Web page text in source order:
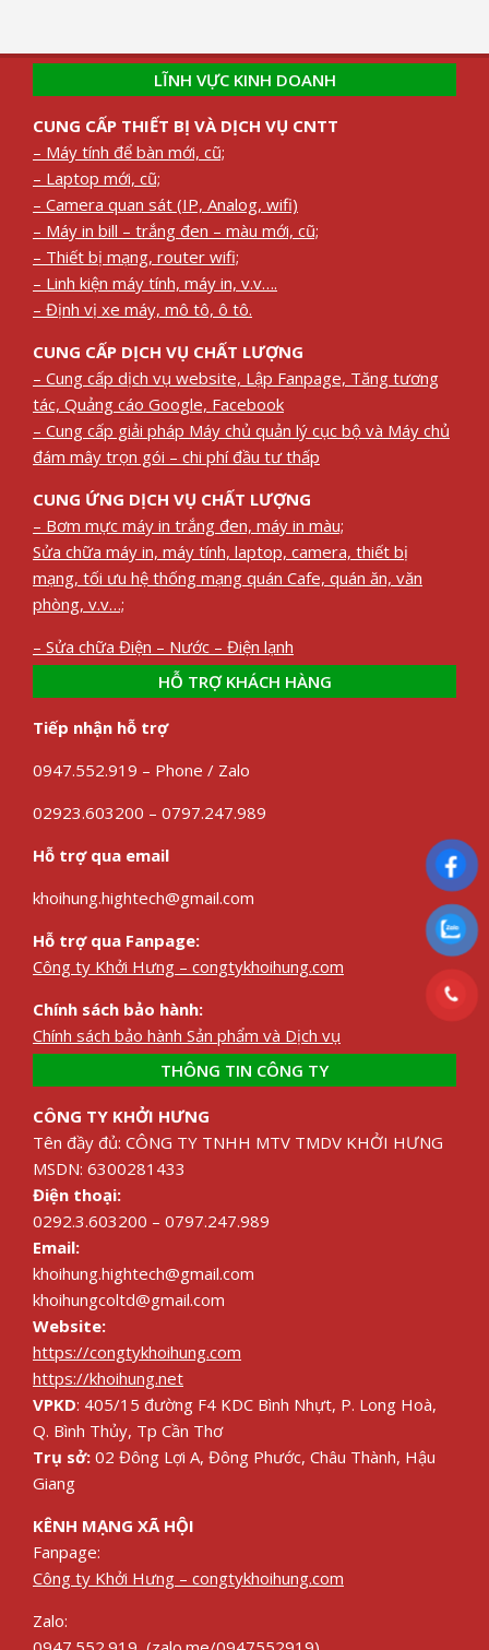
LĨNH VỰC KINH DOANH
CUNG CẤP THIẾT BỊ VÀ DỊCH VỤ CNTT
– Máy tính để bàn mới, cũ;
– Laptop mới, cũ;
– Camera quan sát (IP, Analog, wifi)
– Máy in bill – trắng đen – màu mới, cũ;
– Thiết bị mạng, router wifi;
– Linh kiện máy tính, máy in, v.v….
– Định vị xe máy, mô tô, ô tô.
CUNG CẤP DỊCH VỤ CHẤT LƯỢNG
– Cung cấp dịch vụ website, Lập Fanpage, Tăng tương
tác, Quảng cáo Google, Facebook
– Cung cấp giải pháp Máy chủ quản lý cục bộ và Máy chủ
đám mây trọn gói – chi phí đầu tư thấp
CUNG ỨNG DỊCH VỤ CHẤT LƯỢNG
– Bơm mực máy in trắng đen, máy in màu;
Sửa chữa máy in, máy tính, laptop, camera, thiết bị
mạng, tối ưu hệ thống mạng quán Cafe, quán ăn, văn
phòng, v.v…;
– Sửa chữa Điện – Nước – Điện lạnh
HỖ TRỢ KHÁCH HÀNG
Tiếp nhận hỗ trợ
0947.552.919 – Phone / Zalo
02923.603200 – 0797.247.989
Hỗ trợ qua email
khoihung.hightech@gmail.com
Hỗ trợ qua Fanpage:
Công ty Khởi Hưng – congtykhoihung.com
Chính sách bảo hành:
Chính sách bảo hành Sản phẩm và Dịch vụ
THÔNG TIN CÔNG TY
CÔNG TY KHỞI HƯNG
Tên đầy đủ: CÔNG TY TNHH MTV TMDV KHỞI HƯNG
MSDN: 6300281433
Điện thoại:
0292.3.603200 – 0797.247.989
Email:
khoihung.hightech@gmail.com
khoihungcoltd@gmail.com
Website:
https://congtykhoihung.com
https://khoihung.net
VPKD: 405/15 đường F4 KDC Bình Nhựt, P. Long Hoà,
Q. Bình Thủy, Tp Cần Thơ
Trụ sở: 02 Đông Lợi A, Đông Phước, Châu Thành, Hậu
Giang
KÊNH MẠNG XÃ HỘI
Fanpage:
Công ty Khởi Hưng – congtykhoihung.com
Zalo: